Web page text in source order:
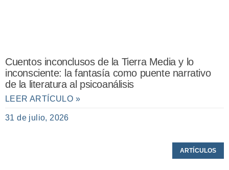
Cuentos inconclusos de la Tierra Media y lo
inconsciente: la fantasía como puente narrativo
de la literatura al psicoanálisis
LEER ARTÍCULO »
31 de julio, 2026
ARTÍCULOS